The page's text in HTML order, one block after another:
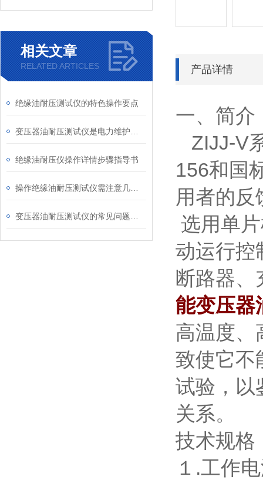
相关文章
RELATED ARTICLES
绝缘油耐压测试仪的特色操作要点
绝缘油耐压仪操作详情步骤指导书
产品详情
一、简介
ZIJJ-V
156和国
用者的
选用单
动运行控
断路器
能变压器
高温度、
致使它不
试验，以
关系。
技术规格
１.工作